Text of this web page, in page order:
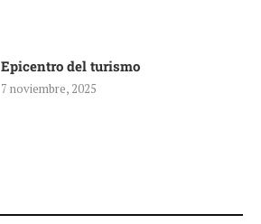
Epicentro del turismo
7 noviembre, 2025